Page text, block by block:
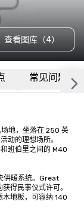
查看图库（4）
常见问题
地，坐落在 250 英
动的理想场所。
班伯里之间的 M40
供暖系统。Great
得民事仪式许可。
地板，可容纳 140